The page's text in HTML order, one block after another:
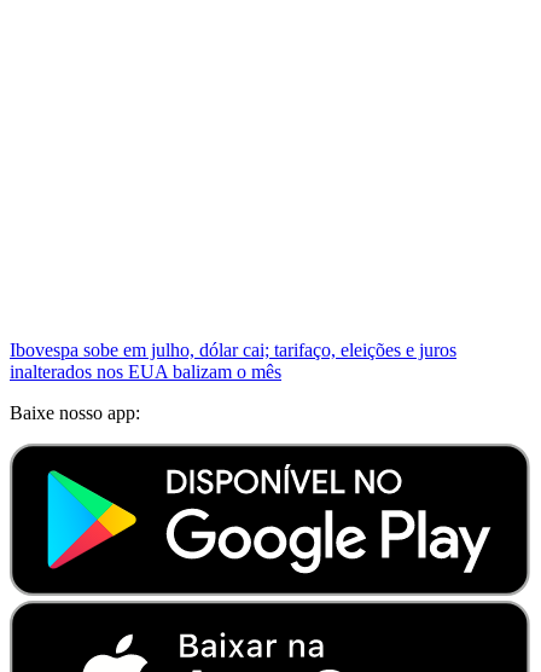
Ibovespa sobe em julho, dólar cai; tarifaço, eleições e juros
inalterados nos EUA balizam o mês
Baixe nosso app: